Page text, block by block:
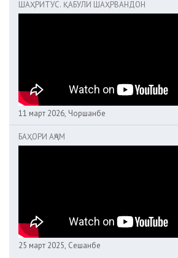
ШАҲРИТУС. ҚАБУЛИ ШАҲРВАНДОН
11 март 2026, Чоршанбе
БАҲОРИ АҶАМ
25 март 2025, Сешанбе